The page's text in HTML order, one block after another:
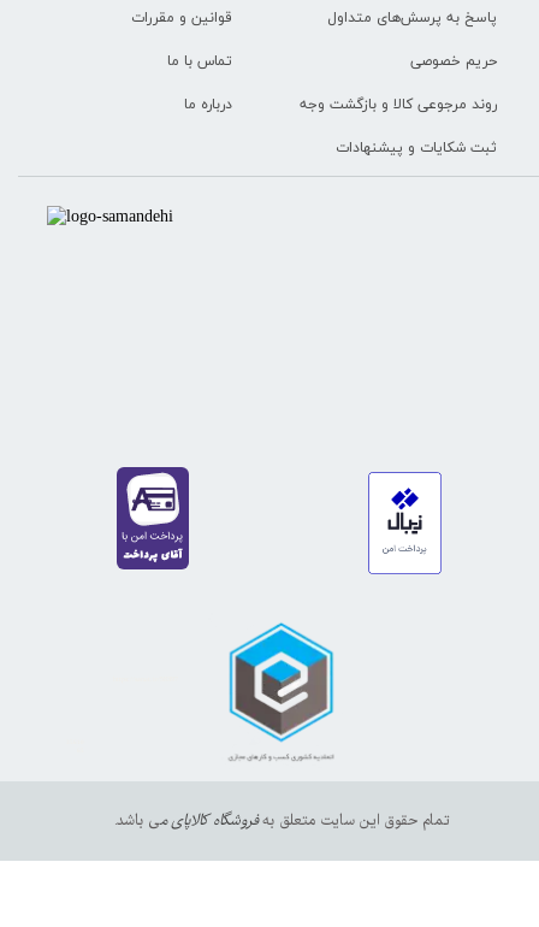
تمام حقوق این سایت متعلق بهفروشگاه کالاپای می باشد.
پاسخ به پرسش‌های متداول
حریم خصوصی
روند مرجوعی کالا و بازگشت وجه
ثبت شکایات و پیشنهادات
قوانین و مقررات
تماس با ما
درباره ما